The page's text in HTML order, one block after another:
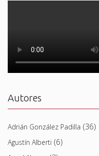
Autores
Adrián González Padilla (36)
Agustín Alberti (6)